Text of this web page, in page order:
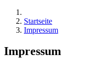
Startseite
Impressum
Impressum